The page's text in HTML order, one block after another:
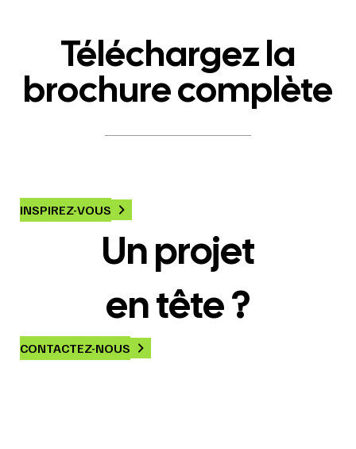
Téléchargez la
brochure complète
INSPIREZ-VOUS
Un projet
en tête ?
CONTACTEZ-NOUS